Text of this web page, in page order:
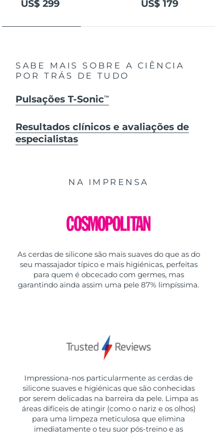
US$ 299 US$ 179
SABE MAIS SOBRE A CIÊNCIA
POR TRÁS DE TUDO
Pulsações T-SonicTM
Resultados clínicos e avaliações de
especialistas
NA IMPRENSA
As cerdas de silicone são mais suaves do que as do
seu massajador típico e mais higiénicas, perfeitas
para quem é obcecado com germes, mas
garantindo ainda assim uma pele 87% limpíssima.
Impressiona-nos particularmente as cerdas de
silicone suaves e higiénicas que são conhecidas
por serem delicadas na barreira da pele. Limpa as
áreas difíceis de atingir (como o nariz e os olhos)
para uma limpeza meticulosa que elimina
imediatamente o teu suor pós-treino e as